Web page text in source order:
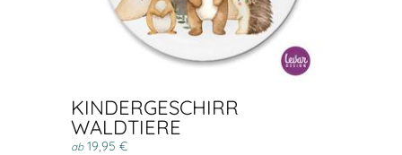
KINDERGESCHIRR
WALDTIERE
ab19,95 €